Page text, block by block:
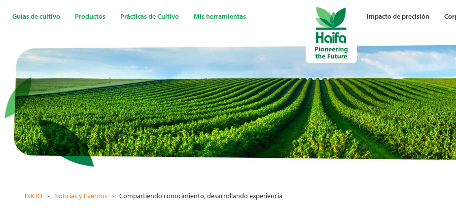
Guías de cultivo Productos Prácticas de Cultivo Mis herramientas Impacto de precisión
INICIO › Noticias y Eventos › Compartiendo conocimiento, desarrollando experiencia